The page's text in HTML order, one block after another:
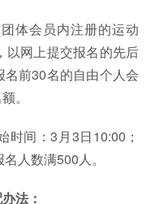
体会员内注册的运动
以网上提交报名的先后
前30名的自由个人会
。
间：3月3日10:00；
人数满500人。
法：